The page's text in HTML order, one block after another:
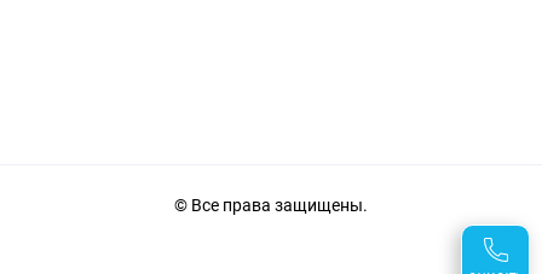
© Все права защищены.